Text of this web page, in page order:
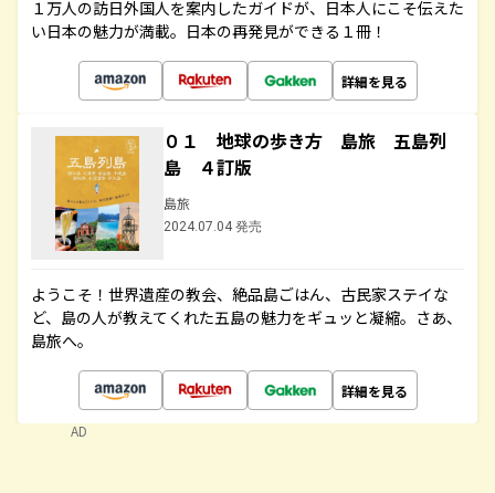
１万人の訪日外国人を案内したガイドが、日本人にこそ伝えた
い日本の魅力が満載。日本の再発見ができる１冊！
詳細を見る
０１ 地球の歩き方 島旅 五島列
島 ４訂版
島旅
2024.07.04 発売
ようこそ！世界遺産の教会、絶品島ごはん、古民家ステイな
ど、島の人が教えてくれた五島の魅力をギュッと凝縮。さあ、
島旅へ。
詳細を見る
AD